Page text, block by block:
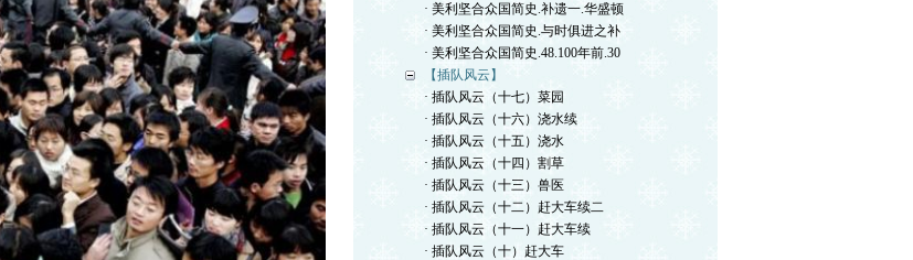
· 美利坚合众国简史.补遗一.华盛顿
· 美利坚合众国简史.与时俱进之补
· 美利坚合众国简史.48.100年前.30
【插队风云】
· 插队风云（十七）菜园
· 插队风云（十六）浇水续
· 插队风云（十五）浇水
· 插队风云（十四）割草
· 插队风云（十三）兽医
· 插队风云（十二）赶大车续二
· 插队风云（十一）赶大车续
· 插队风云（十）赶大车